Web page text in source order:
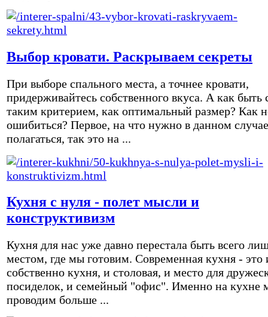
Выбор кровати. Раскрываем секреты
При выборе спального места, а точнее кровати,
придерживайтесь собственного вкуса. А как быть
таким критерием, как оптимальный размер? Как
ошибиться? Первое, на что нужно в данном случае
полагаться, так это на ...
Кухня с нуля - полет мысли и
конструктивизм
Кухня для нас уже давно перестала быть всего
местом, где мы готовим. Современная кухня - это
собственно кухня, и столовая, и место для
посиделок, и семейный "офис". Именно на кухне
проводим больше ...